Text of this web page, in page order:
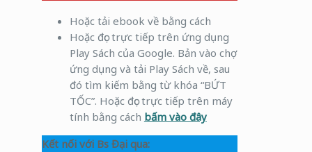
Hoặc tải ebook về bằng cách
Hoặc đọc trực tiếp trên ứng dụng
Play Sách của Google. Bản vào chợ
ứng dụng và tải Play Sách về, sau
đó tìm kiếm bằng từ khóa “BỨT
TỐC”. Hoặc đọc trực tiếp trên máy
tính bằng cách bấm vào đây
Kết nối với Bs Đại qua: